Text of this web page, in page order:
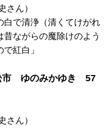
さん）
白で清浄（清くてけがれ
ながらの魔除けのよう
紅白」
市 ゆのみかゆき 57
さん）